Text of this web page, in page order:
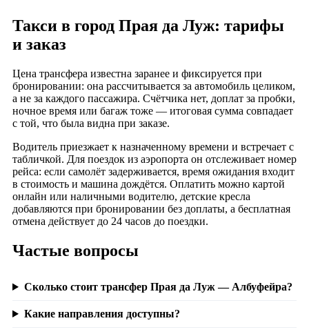
Такси в город Прая да Луж: тарифы
и заказ
Цена трансфера известна заранее и фиксируется при
бронировании: она рассчитывается за автомобиль целиком,
а не за каждого пассажира. Счётчика нет, доплат за пробки,
ночное время или багаж тоже — итоговая сумма совпадает
с той, что была видна при заказе.
Водитель приезжает к назначенному времени и встречает с
табличкой. Для поездок из аэропорта он отслеживает номер
рейса: если самолёт задерживается, время ожидания входит
в стоимость и машина дождётся. Оплатить можно картой
онлайн или наличными водителю, детские кресла
добавляются при бронировании без доплаты, а бесплатная
отмена действует до 24 часов до поездки.
Частые вопросы
Сколько стоит трансфер Прая да Луж — Албуфейра?
Какие направления доступны?